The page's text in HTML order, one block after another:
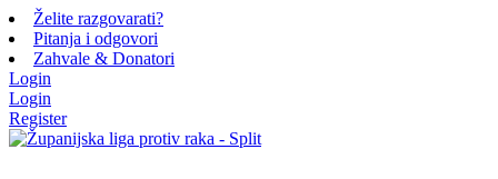
Želite razgovarati?
Pitanja i odgovori
Zahvale & Donatori
Login
Login
Register